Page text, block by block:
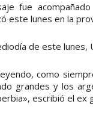
fue
este lunes en la
de este lunes,
como
grandes y los
escribió el ex